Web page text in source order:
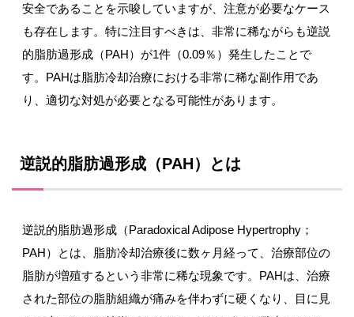
安全であることを示唆していますが、注意が必要なケース
も存在します。特に注目すべきは、非常に稀ながらも逆説
的脂肪過形成（PAH）が1件（0.09％）発生したことで
す。PAHは脂肪冷却治療における非常に稀な副作用であ
り、適切な対処が必要となる可能性があります。
逆説的脂肪過形成（PAH）とは
逆説的脂肪過形成（Paradoxical Adipose Hypertrophy；
PAH）とは、脂肪冷却治療後に数ヶ月経って、治療部位の
脂肪が増殖するという非常に稀な現象です。PAHは、治療
された部位の脂肪組織が痛みを伴わずに硬くなり、目に見